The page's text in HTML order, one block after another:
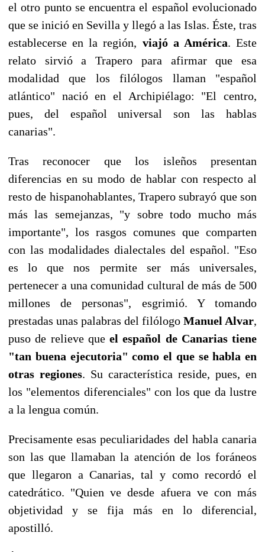
el otro punto se encuentra el español evolucionado
que se inició en Sevilla y llegó a las Islas. Éste, tras
establecerse en la región, viajó a América. Este
relato sirvió a Trapero para afirmar que esa
modalidad que los filólogos llaman "español
atlántico" nació en el Archipiélago: "El centro,
pues, del español universal son las hablas
canarias".
Tras reconocer que los isleños presentan
diferencias en su modo de hablar con respecto al
resto de hispanohablantes, Trapero subrayó que son
más las semejanzas, "y sobre todo mucho más
importante", los rasgos comunes que comparten
con las modalidades dialectales del español. "Eso
es lo que nos permite ser más universales,
pertenecer a una comunidad cultural de más de 500
millones de personas", esgrimió. Y tomando
prestadas unas palabras del filólogo Manuel Alvar,
puso de relieve que el español de Canarias tiene
"tan buena ejecutoria" como el que se habla en
otras regiones. Su característica reside, pues, en
los "elementos diferenciales" con los que da lustre
a la lengua común.
Precisamente esas peculiaridades del habla canaria
son las que llamaban la atención de los foráneos
que llegaron a Canarias, tal y como recordó el
catedrático. "Quien ve desde afuera ve con más
objetividad y se fija más en lo diferencial,
apostilló.